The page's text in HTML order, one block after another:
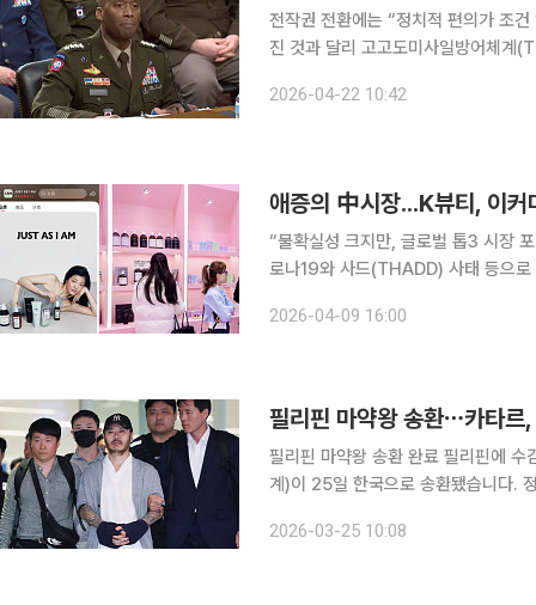
전작권 전환에는 “정치적 편의가 조
진 것과 달리 고고도미사일방어체계
다”며 “사드는 여전히 한반도에 있다
2026-04-22 10:42
애증의 中시장...K뷰티, 이커
“불확실성 크지만, 글로벌 톱3 시장 포
로나19와 사드(THADD) 사태 등으로
상존해 함부로 깃발을 꽂기 힘든 곳으
2026-04-09 16:00
필리핀 마약왕 송환 완료 필리핀에 수감 중이던 이른바 '텔레그램 마약왕' 박왕열(48·닉네임 전세
계)이 25일 한국으로 송환됐습니다.
실려 경기북부경찰청 광역범죄수사
2026-03-25 10:08